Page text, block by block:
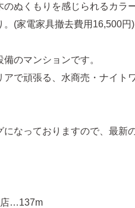
ぬくもりを感じられるカラ
(家電家具撤去費用16,500円)
のマンションです。
で頑張る、水商売・ナイト
なっておりますので、最新
店…137m